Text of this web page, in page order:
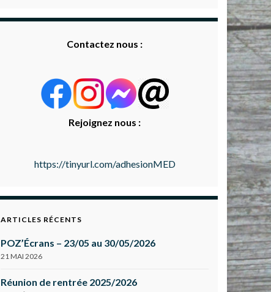
Contactez nous :
Rejoignez nous :
https://tinyurl.com/adhesionMED
ARTICLES RÉCENTS
POZ’Écrans – 23/05 au 30/05/2026
21 MAI 2026
Réunion de rentrée 2025/2026